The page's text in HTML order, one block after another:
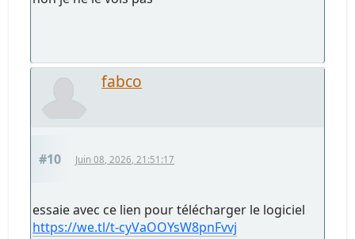
fabco
#10 Juin 08, 2026, 21:51:17
essaie avec ce lien pour télécharger le logiciel
https://we.tl/t-cyVaOOYsW8pnFvvj